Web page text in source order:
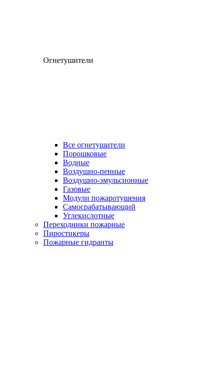
Огнетушители
Все огнетушители
Порошковые
Водные
Воздушно-пенные
Воздушно-эмульсионные
Газовые
Модули пожаротушения
Самосрабатывающий
Углекислотные
Переходники пожарные
Пиростикеры
Пожарные гидранты